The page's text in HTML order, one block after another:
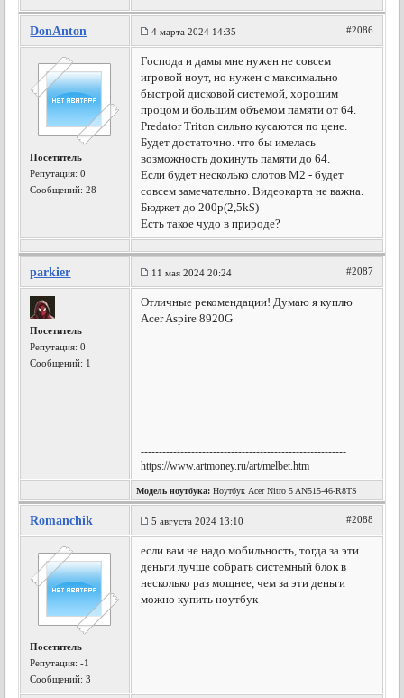
DonAnton 4 марта 2024 14:35 #2086
Посетитель
Репутация:0
Сообщений: 28
Господа и дамы мне нужен не совсем
игровой ноут, но нужен с максимально
быстрой дисковой системой, хорошим
процом и большим объемом памяти от 64.
Predator Triton сильно кусаются по цене.
Будет достаточно. что бы имелась
возможность докинуть памяти до 64.
Если будет несколько слотов M2 - будет
совсем замечательно. Видеокарта не важна.
Бюджет до 200р(2,5k$)
Есть такое чудо в природе?
parkier 11 мая 2024 20:24 #2087
Посетитель
Репутация:0
Сообщений: 1
Отличные рекомендации! Думаю я куплю
Acer Aspire 8920G
---------------------------------------------------------
https://www.artmoney.ru/art/melbet.htm
Модель ноутбука: Ноутбук Acer Nitro 5 AN515-46-R8TS
Romanchik 5 августа 2024 13:10 #2088
Посетитель
Репутация:-1
Сообщений: 3
если вам не надо мобильность, тогда за эти
деньги лучше собрать системный блок в
несколько раз мощнее, чем за эти деньги
можно купить ноутбук